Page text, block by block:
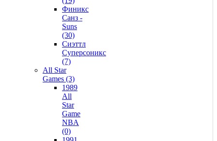
Финикс
Санз -
Suns
(30)
Сиэттл
Суперсоникс
(7)
All Star
Games (3)
1989
All
Star
Game
NBA
(0)